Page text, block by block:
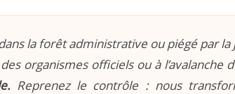
la forêt administrative ou piégé par
organismes officiels ou à l’avalanche
Reprenez le contrôle : nous